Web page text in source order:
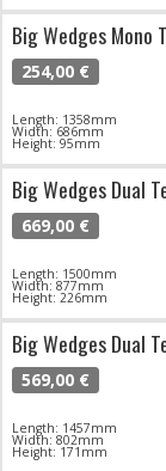
Big Wedges Mono
254,00 €
Length: 1358mm
Width: 686mm
Height: 95mm
Big Wedges Dual
669,00 €
Length: 1500mm
Width: 877mm
Height: 226mm
Big Wedges Dual
569,00 €
Length: 1457mm
Width: 802mm
Height: 171mm